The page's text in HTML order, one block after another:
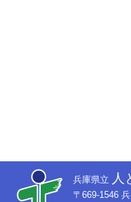
兵庫県立 人
〒669-1546